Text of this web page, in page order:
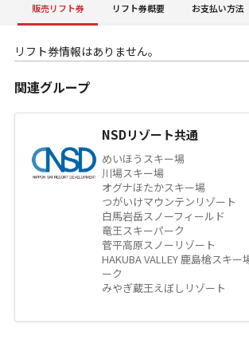
販売リフト券 リフト券概要 お支払い方法
リフト券情報はありません。
関連グループ
NSDリゾート共通
めいほうスキー場
川場スキー場
オグナほたかスキー場
つがいけマウンテンリゾート
白馬岩岳スノーフィールド
竜王スキーパーク
菅平高原スノーリゾート
HAKUBA VALLEY 鹿島槍スキー
ーク
みやぎ蔵王えぼしリゾート